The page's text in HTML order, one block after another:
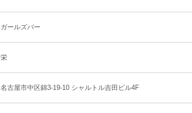
ガールズバー
栄
名古屋市中区錦3-19-10 シャルトル吉田ビル4F